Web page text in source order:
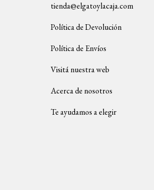
tienda@elgatoylacaja.com
Política de Devolución
Política de Envíos
Visitá nuestra web
Acerca de nosotros
Te ayudamos a elegir